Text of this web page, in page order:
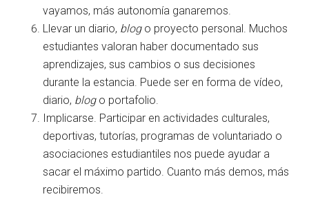
vayamos, más autonomía ganaremos.
Llevar un diario, blogo proyecto personal. Muchos
estudiantes valoran haber documentado sus
aprendizajes, sus cambios o sus decisiones
durante la estancia. Puede ser en forma de vídeo,
diario, blogo portafolio.
Implicarse. Participar en actividades culturales,
deportivas, tutorías, programas de voluntariado o
asociaciones estudiantiles nos puede ayudar a
sacar el máximo partido. Cuanto más demos, más
recibiremos.